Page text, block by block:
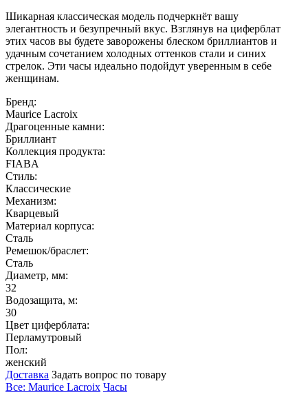
Шикарная классическая модель подчеркнёт вашу
элегантность и безупречный вкус. Взглянув на циферблат
этих часов вы будете заворожены блеском бриллиантов и
удачным сочетанием холодных оттенков стали и синих
стрелок. Эти часы идеально подойдут уверенным в себе
женщинам.
Бренд:
Maurice Lacroix
Драгоценные камни:
Бриллиант
Коллекция продукта:
FIABA
Стиль:
Классические
Механизм:
Кварцевый
Материал корпуса:
Сталь
Ремешок/браслет:
Сталь
Диаметр, мм:
32
Водозащита, м:
30
Цвет циферблата:
Перламутровый
Пол:
женский
Доставка Задать вопрос по товару
Все: Maurice Lacroix Часы